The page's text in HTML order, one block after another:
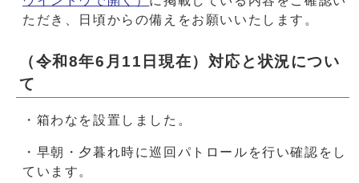
ただき、日頃からの備えをお願いいたします。
（令和8年6月11日現在）対応と状況につい
て
・箱わなを設置しました。
・早朝・夕暮れ時に巡回パトロールを行い確認をし
ています。